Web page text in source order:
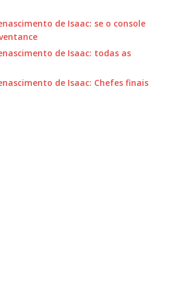
de Isaac: se o console
de Isaac: todas as
de Isaac: Chefes finais